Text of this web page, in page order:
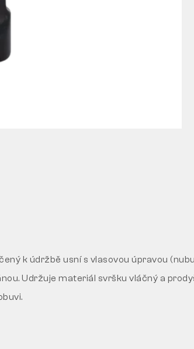
k údržbě usní s vlasovou úpravou
Udržuje materiál svršku vláčný a